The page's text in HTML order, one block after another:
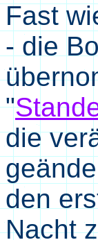
Fast
- die
"
die
den
Nacht